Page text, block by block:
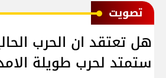
ﺗﺼﻮﻳﺖ
هل تعتقد ان الحرب
ستمتد لحرب طويلة